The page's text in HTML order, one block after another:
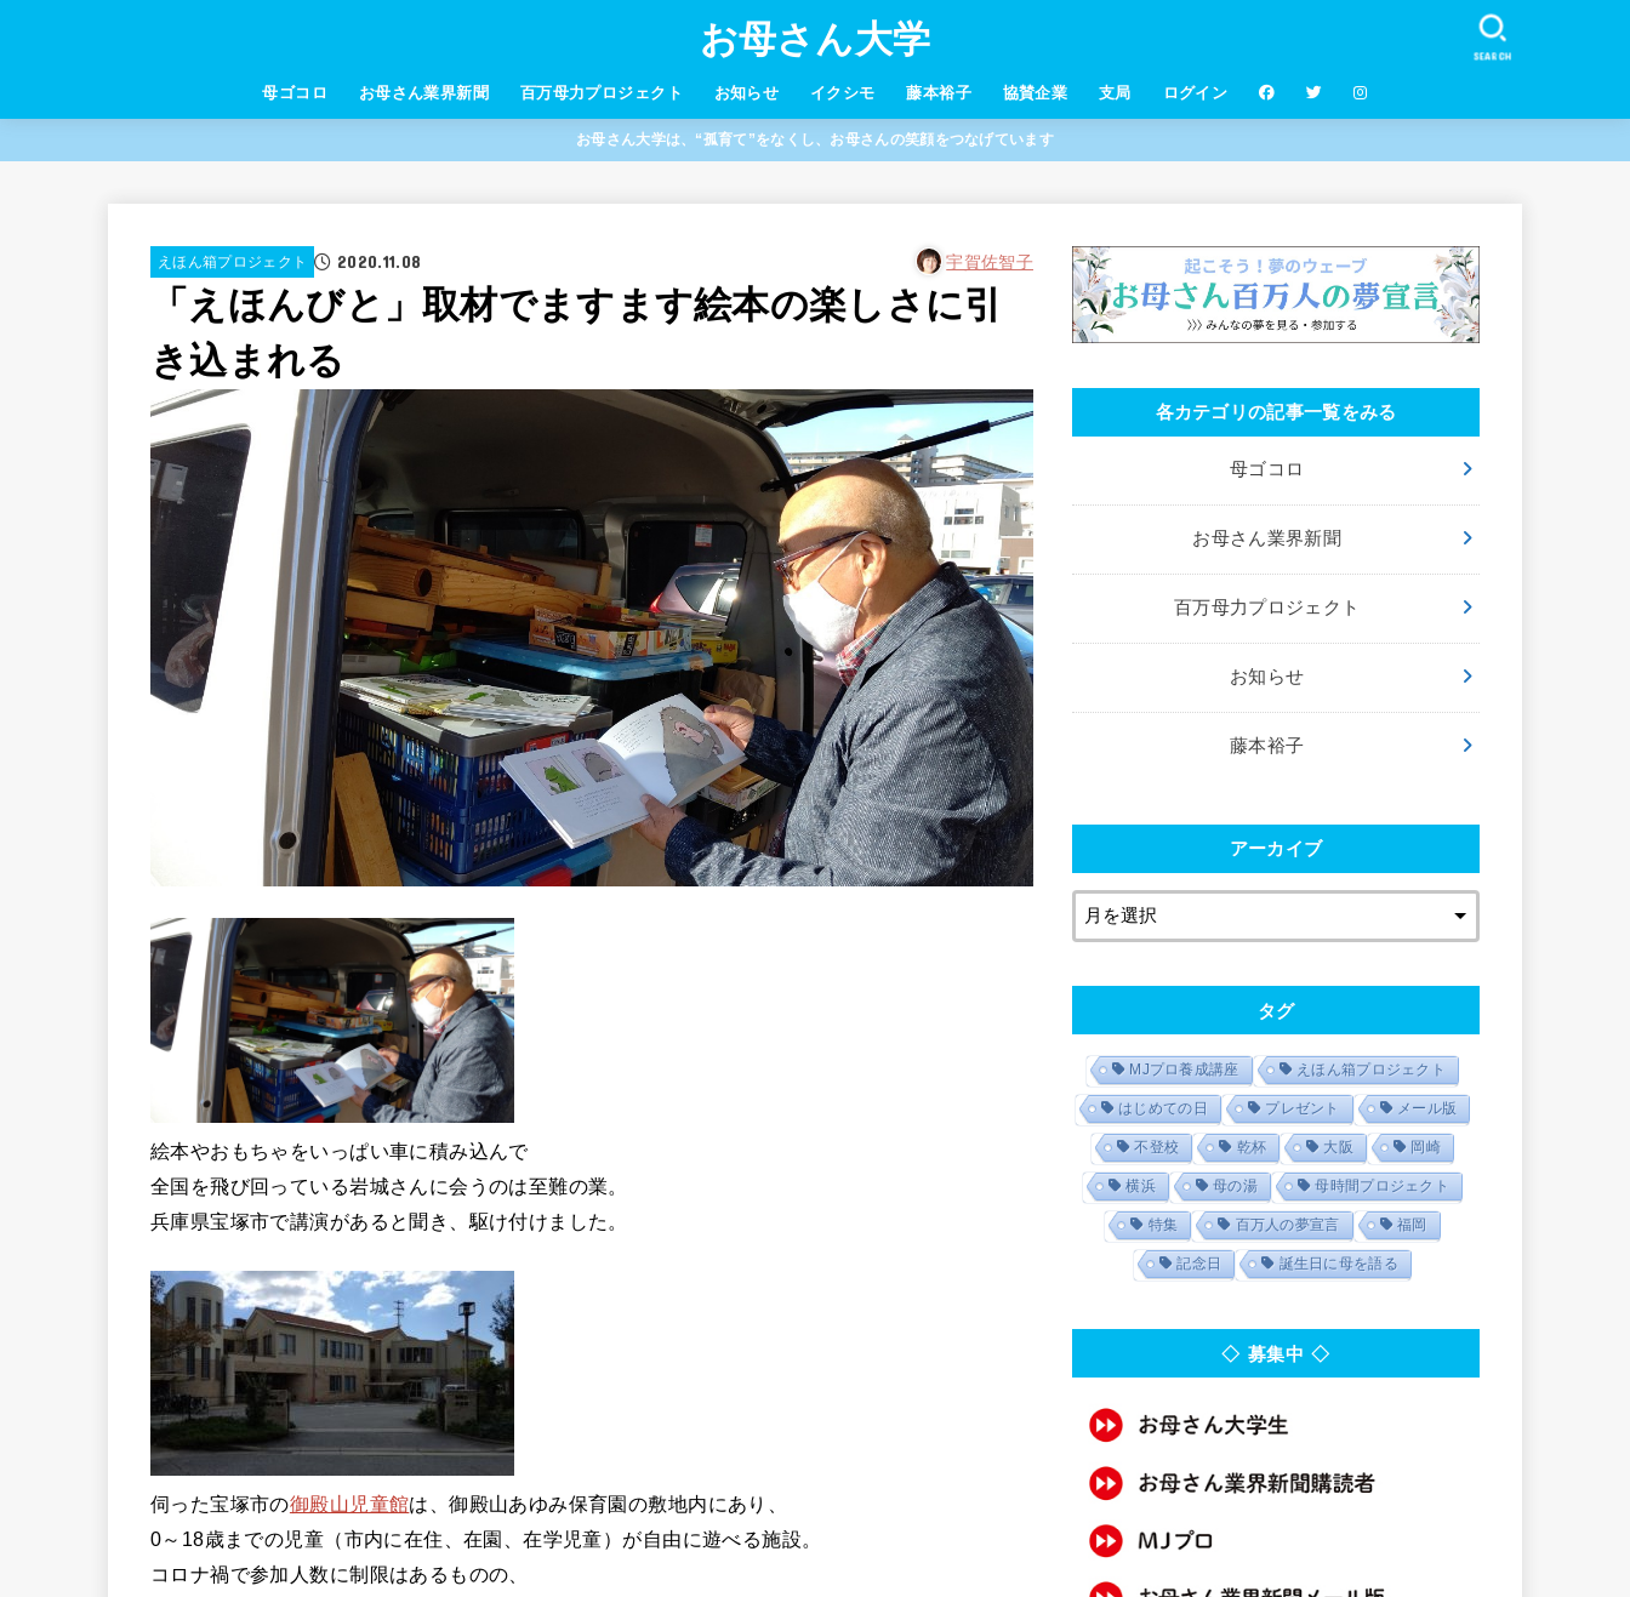
お母さん大学
母ゴコロ お母さん業界新聞 百万母力プロジェクト お知らせ イクシモ 藤本裕子 協賛企業 支局 ログイン
SEARCH
お母さん大学は、“孤育て”をなくし、お母さんの笑顔をつなげています
えほん箱プロジェクト 2020.11.08 宇賀佐智子
「えほんびと」取材でますます絵本の楽しさに引
き込まれる
絵本やおもちゃをいっぱい車に積み込んで
全国を飛び回っている岩城さんに会うのは至難の業。
兵庫県宝塚市で講演があると聞き、駆け付けました。
伺った宝塚市の御殿山児童館は、御殿山あゆみ保育園の敷地内にあり、
0～18歳までの児童（市内に在住、在園、在学児童）が自由に遊べる施設。
コロナ禍で参加人数に制限はあるものの、
各カテゴリの記事一覧をみる
母ゴコロ
お母さん業界新聞
百万母力プロジェクト
お知らせ
藤本裕子
アーカイブ
タグ
MJプロ養成講座 えほん箱プロジェクト
はじめての日 プレゼント メール版
不登校 乾杯 大阪 岡崎
横浜 母の湯 母時間プロジェクト
特集 百万人の夢宣言 福岡
記念日 誕生日に母を語る
◇ 募集中 ◇